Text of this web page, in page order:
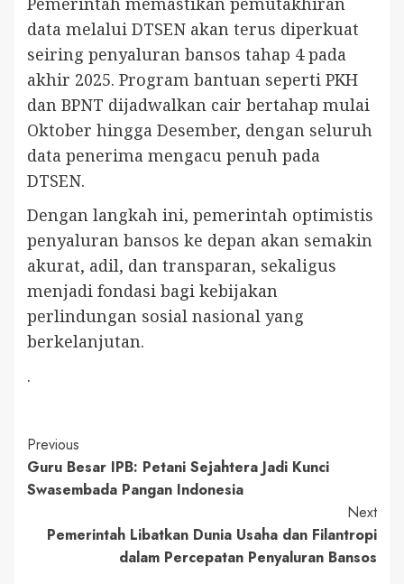
data melalui DTSEN akan terus diperkuat
seiring penyaluran bansos tahap 4 pada
akhir 2025. Program bantuan seperti PKH
dan BPNT dijadwalkan cair bertahap mulai
Oktober hingga Desember, dengan seluruh
data penerima mengacu penuh pada
DTSEN.
Dengan langkah ini, pemerintah optimistis
penyaluran bansos ke depan akan semakin
akurat, adil, dan transparan, sekaligus
menjadi fondasi bagi kebijakan
perlindungan sosial nasional yang
berkelanjutan.
.
Continue
Reading
Previous
Guru Besar IPB: Petani Sejahtera Jadi Kunci
Swasembada Pangan Indonesia
Next
Pemerintah Libatkan Dunia Usaha dan Filantropi
dalam Percepatan Penyaluran Bansos